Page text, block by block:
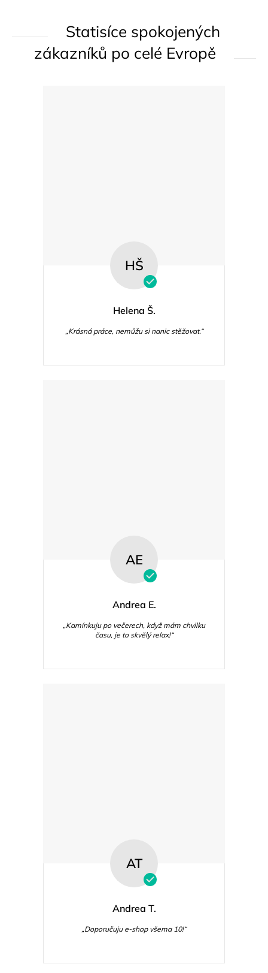
v
k
Statisíce spokojených
zákazníků po celé Evropě
HŠ
Helena Š.
„Krásná práce, nemůžu si nanic stěžovat.“
AE
Andrea E.
„Kamínkuju po večerech, když mám chvilku
času, je to skvělý relax!“
AT
Andrea T.
„Doporučuju e-shop všema 10!“